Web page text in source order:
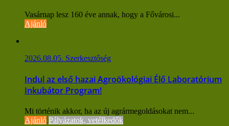
Vasárnap lesz 160 éve annak, hogy a Fővárosi...
Ajánló
2026.08.05. Szerkesztőség
Indul az első hazai Agroökológiai Élő Laboratórium
Inkubátor Program!
Mi történik akkor, ha az új agrármegoldásokat nem...
Ajánló Pályázatok, vetélkedők